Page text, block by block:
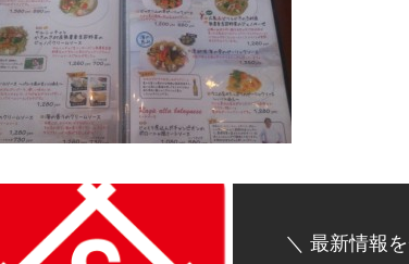
＼ 最新情報